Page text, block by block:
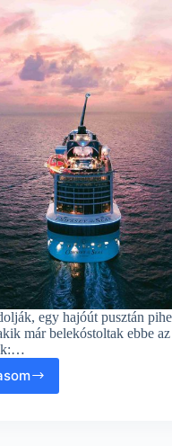
egy hajóút pusztán
már belekóstoltak ebbe az